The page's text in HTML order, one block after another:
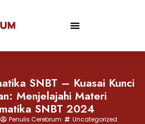
SNBT – Kuasai Kunci
Menjelajahi Materi
SNBT 2024
Penulis Cerebrum Uncategorized